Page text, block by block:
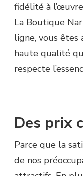
fidélité à
La Boutique
ligne, vous êtes
haute qualité
respecte
Des prix
Parce que la
de nos